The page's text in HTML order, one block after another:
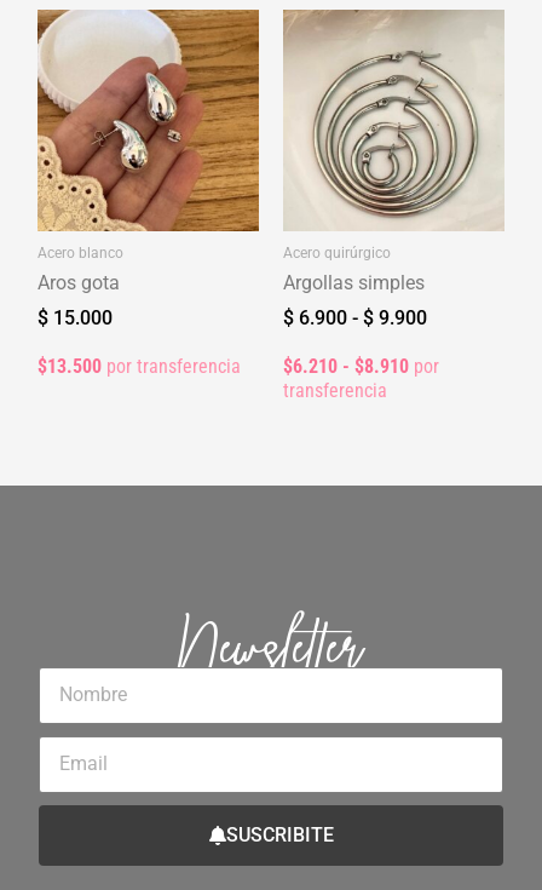
Acero blanco
Aros gota
$ 15.000
$13.500 por transferencia
Acero quirúrgico
Argollas simples
$ 6.900 - $ 9.900
Rango
precios:
desde
$ 6.900
hasta
$ 9.900
$6.210 - $8.910 por
transferencia
Newsletter
SUSCRIBITE